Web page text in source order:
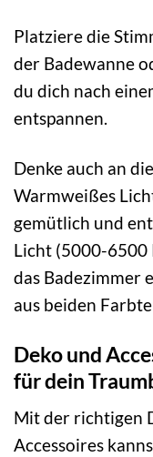
Platziere die
der Badewanne
du dich nach
entspannen.
Denke auch an
Warmweißes
gemütlich und
Licht (5000-
das Badezimmer
aus beiden
Deko und
für dein
Mit der richtigen
Accessoires